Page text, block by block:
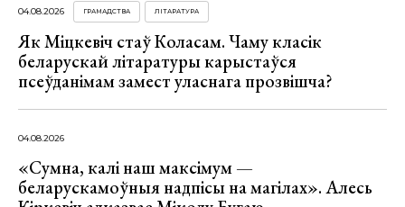
04.08.2026 ГРАМАДСТВА ЛІТАРАТУРА
Як Міцкевіч стаў Коласам. Чаму класік
беларускай літаратуры карыстаўся
псеўданімам замест уласнага прозвішча?
04.08.2026
«Сумна, калі наш максімум —
беларускамоўныя надпісы на магілах». Алесь